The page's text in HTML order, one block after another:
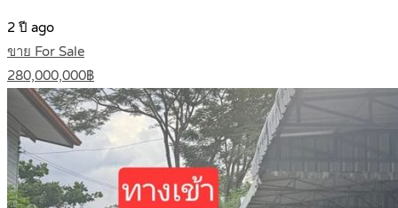
2 ปี ago
ขาย For Sale
280,000,000฿